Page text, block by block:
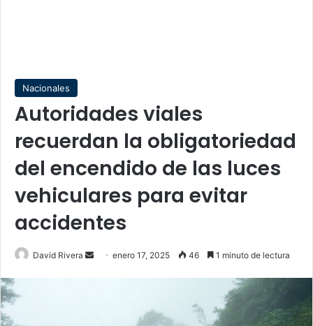
Nacionales
Autoridades viales
recuerdan la obligatoriedad
del encendido de las luces
vehiculares para evitar
accidentes
David Rivera
Sendenero 17, 2025 46 1 minuto de lectura